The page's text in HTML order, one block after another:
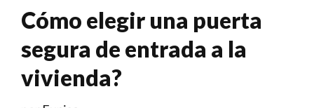
Cómo elegir una puerta
segura de entrada a la
vivienda?